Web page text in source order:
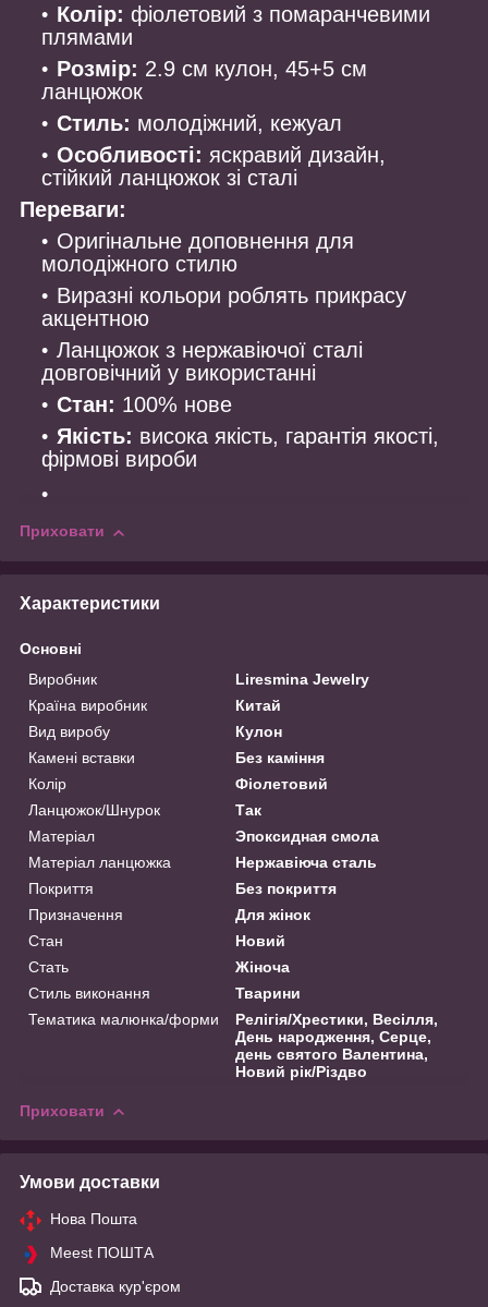
Колір: фіолетовий з помаранчевими
плямами
Розмір: 2.9 см кулон, 45+5 см
ланцюжок
Стиль: молодіжний, кежуал
Особливості: яскравий дизайн,
стійкий ланцюжок зі сталі
Переваги:
Оригінальне доповнення для
молодіжного стилю
Виразні кольори роблять прикрасу
акцентною
Ланцюжок з нержавіючої сталі
довговічний у використанні
Стан: 100% нове
Якість: висока якість, гарантія якості,
фірмові вироби
Приховати
Характеристики
Основні
Виробник
Liresmina Jewelry
Країна виробник
Китай
Вид виробу
Кулон
Камені вставки
Без каміння
Колір
Фіолетовий
Ланцюжок/Шнурок
Так
Матеріал
Эпоксидная смола
Матеріал ланцюжка
Нержавіюча сталь
Покриття
Без покриття
Призначення
Для жінок
Стан
Новий
Стать
Жіноча
Стиль виконання
Тварини
Тематика малюнка/форми
Релігія/Хрестики, Весілля,
День народження, Серце,
день святого Валентина,
Новий рік/Різдво
Приховати
Умови доставки
Нова Пошта
Meest ПОШТА
Доставка кур'єром